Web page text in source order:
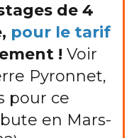
de 4
pour le tarif
! Voir
Pyronnet,
pour ce
en Mars-